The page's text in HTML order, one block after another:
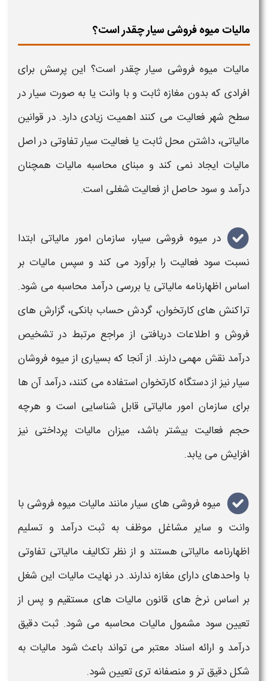
مالیات میوه فروشی سیار چقدر است؟
مالیات میوه فروشی سیار چقدر است؟ این پرسش برای
افرادی که بدون مغازه ثابت و با وانت یا به صورت سیاردر
سطح شهر فعالیت می کنند اهمیت زیادی دارد. در قوانین
مالیاتی، داشتن محل ثابت یا فعالیت سیار تفاوتی در اصل
مالیات ایجاد نمی کند و مبنای محاسبه مالیات همچنان
درآمد و سود حاصل از فعالیت شغلی است.
درمیوه فروشی سیار، سازمان امور مالیاتی ابتدا
نسبت سود فعالیترا برآورد می کند و سپس مالیات بر
اساس اظهارنامه مالیاتی یا بررسی درآمد محاسبه می شود.
تراکنش های کارتخوان، گردش حساب بانکی، گزارش های
فروش و اطلاعات دریافتی از مراجع مرتبط در تشخیص
درآمد نقش مهمی دارند. از آنجا که بسیاری ازمیوه فروشان
سیارنیز از دستگاه کارتخوان استفاده می کنند، درآمد آن ها
برای سازمان امور مالیاتی قابل شناسایی است و هرچه
حجم فعالیت بیشتر باشد، میزان مالیات پرداختی نیز
افزایش می یابد.
میوه فروشی های سیارمانند مالیات میوه فروشی با
وانت و سایر مشاغل موظف به ثبت درآمد و تسلیم
اظهارنامه مالیاتی هستند و از نظر تکالیف مالیاتی تفاوتی
با واحدهای دارای مغازه ندارند. در نهایت مالیاتاین شغل
بر اساس نرخ های قانون مالیات های مستقیم و پس از
تعیین سود مشمولمالیات محاسبه می شود. ثبت دقیق
درآمد و ارائه اسناد معتبر می تواند باعث شود مالیات به
شکل دقیق تر و منصفانه تری تعیین شود.